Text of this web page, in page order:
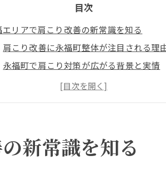
目次
エリアで肩こり改善の新常識を知る
肩こり改善に永福町整体が注目される理
永福町で肩こり対策が広がる背景と実情
肩こり解消に整体院選びが重要な理由とは
永福エリアの整体で期待できる肩こり効
西永福の整体で肩こり改善が叶うポイント
りに悩む方へ永福の施術選び徹底解説
新常識を知る